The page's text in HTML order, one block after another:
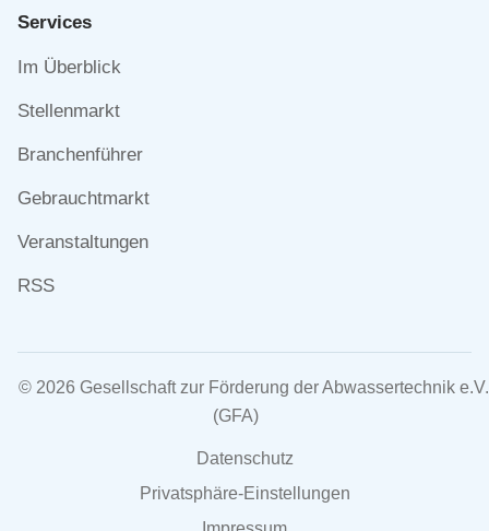
Services
Navigation
Im Überblick
Stellenmarkt
Branchenführer
Gebrauchtmarkt
Veranstaltungen
RSS
© 2026 Gesellschaft zur Förderung der Abwassertechnik e.V.
(GFA)
Navigation
überspringen
Datenschutz
Privatsphäre-Einstellungen